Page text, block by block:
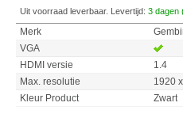
Uit voorraad leverbaar. Levertijd: 3 dagen
Merk
VGA
HDMI versie
1.4
Max. resolutie
1920
Kleur Product
Zwart